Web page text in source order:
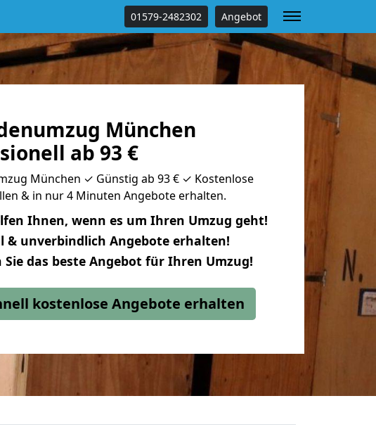
01579-2482302 Angebot
München
ab 93 €
München ✓ Günstig ab 93 € ✓ Kostenlose
& in nur 4 Minuten Angebote erhalten.
Ihnen, wenn es um Ihren Umzug geht!
& unverbindlich Angebote erhalten!
Sie das beste Angebot für Ihren Umzug!
kostenlose Angebote erhalten